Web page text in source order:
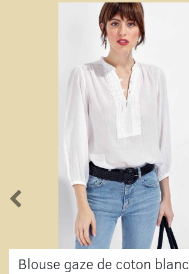
Blouse gaze de coton blanc